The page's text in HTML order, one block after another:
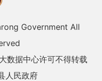
Government All
数据中心许可不得转载
人民政府